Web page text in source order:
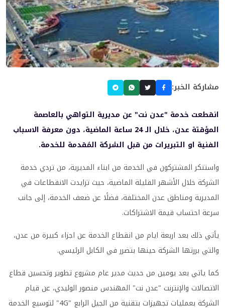
مشاركة الخبر:
انقطعت خدمة "عدن نت" عن مديرية التواهي بالعاصمة
المؤقتة عدن، خلال الـ 24 ساعة الماضية، دون معرفة الاسباب
الفنية او التبريرات من قبل الشركة المُقدمة للخدمة.
واستنكر المشتركون في الخدمة من ابناء المديرية، من تردي خدمة
الشركة خلال الأشهر القليلة الماضية، حيث تزايدت الانقطاعات في
المديرية ومناطق عدن المختلفة، فضلًا عن ضعف الخدمة، إلى جانب
سرعة احتساب قيمة الاشتراكات.
يأتي ذلك بعد اربعة ايام من انقطاع الخدمة عن اجزاء كبيرة من عدن،
والتي بررتها الشركة حينها بتضرر في الكابل الرئيسي.
كما ياتي بعد يومين من حديث مدير عام مشروع تطوير وتحسين قطاع
الاتصالات والإنترنت "عدن نت" المهندس منصور الوليدي، عن قيام
الشركة بعمليات تجهيزات بتقنية من الجيل الرابع "4G" لتوسيع الخدمة